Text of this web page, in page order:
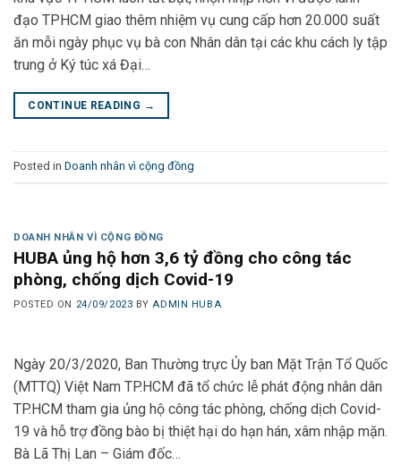
đạo TPHCM giao thêm nhiệm vụ cung cấp hơn 20.000 suất
ăn mỗi ngày phục vụ bà con Nhân dân tại các khu cách ly tập
trung ở Ký túc xá Đại…
CONTINUE READING →
Posted in Doanh nhân vì cộng đồng
DOANH NHÂN VÌ CỘNG ĐỒNG
HUBA ủng hộ hơn 3,6 tỷ đồng cho công tác
phòng, chống dịch Covid-19
POSTED ON 24/09/2023 BYADMIN HUBA
Ngày 20/3/2020, Ban Thường trực Ủy ban Mặt Trận Tổ Quốc
(MTTQ) Việt Nam TP.HCM đã tổ chức lễ phát động nhân dân
TP.HCM tham gia ủng hộ công tác phòng, chống dịch Covid-
19 và hỗ trợ đồng bào bị thiệt hại do hạn hán, xâm nhập mặn.
Bà Lã Thị Lan – Giám đốc…